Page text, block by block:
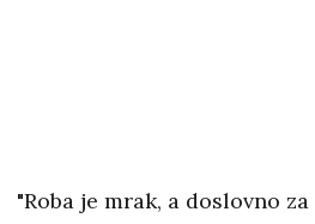
"Roba je mrak, a doslovno